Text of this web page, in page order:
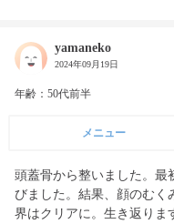
yamaneko
2024年09月19日
年齢：50代前半
メニュー
頭蓋骨から整いました。最
びました。結果、顔のむく
界はクリアに。生き返りま